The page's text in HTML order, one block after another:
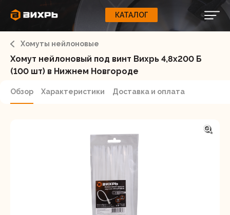
КАТАЛОГ
КАТАЛОГ
О бренде
Блог
Свернуть
ЭЛЕКТРОИНСТРУМЕНТЫ
ИНСТРУМЕНТ
ОБОРУДОВАНИЕ
Хомуты нейлоновые
Хомут нейлоновый под винт Вихрь 4,8х200 Б
(100 шт) в Нижнем Новгороде
Обзор Характеристики Доставка и оплата
ВАШ ЗАКАЗ
Корзина